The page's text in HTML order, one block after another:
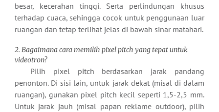
besar, kecerahan tinggi. Serta perlindungan khusus
terhadap cuaca, sehingga cocok untuk penggunaan luar
ruangan dan tetap terlihat jelas di bawah sinar matahari.
2. Bagaimana cara memilih pixel pitch yang tepat untuk
videotron?
Pilih pixel pitch berdasarkan jarak pandang
penonton. Di sisi lain, untuk jarak dekat (misal di dalam
ruangan), gunakan pixel pitch kecil seperti 1,5-2,5 mm.
Untuk jarak jauh (misal papan reklame outdoor), pilih